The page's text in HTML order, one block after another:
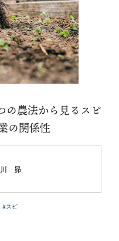
の農法から見るスピ
の関係性
川 昴
#スピ